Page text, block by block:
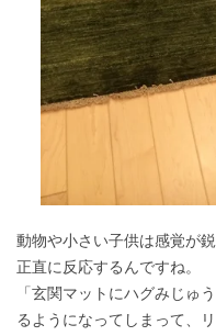
動物や小さい子供は感覚が
正直に反応するんですね。
「玄関マットにハグみじゅ
るようになってしまって、